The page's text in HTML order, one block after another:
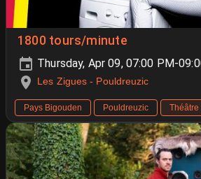
1800 tours/minute
Thursday, Apr 09, 07:00 PM-
Les Zigues - Pouldreuzic
Pays Bigouden Pouldreuzic Théâtre